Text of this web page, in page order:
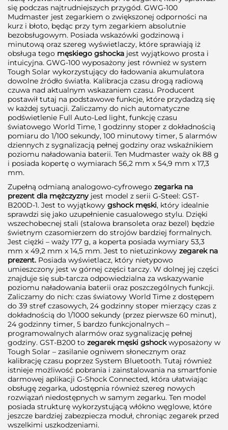
się podczas najtrudniejszych przygód. GWG-100
Mudmaster jest zegarkiem o zwiększonej odporności na
kurz i błoto, będąc przy tym zegarkiem absolutnie
bezobsługowym. Posiada wskazówki godzinową i
minutową oraz szereg wyświetlaczy, które sprawiają iż
obsługa tego męskiego gshocka jest wyjątkowo prosta i
intuicyjna. GWG-100 wyposażony jest również w system
Tough Solar wykorzystujący do ładowania akumulatora
dowolne źródło światła. Kalibracja czasu drogą radiową
czuwa nad aktualnym wskazaniem czasu. Producent
postawił tutaj na podstawowe funkcje, które przydadzą się
w każdej sytuacji. Zaliczamy do nich automatyczne
podświetlenie Full Auto-Led light, funkcję czasu
światowego World Time, 1 godzinny stoper z dokładnością
pomiaru do 1/100 sekundy, 100 minutowy timer, 5 alarmów
dziennych z sygnalizacją pełnej godziny oraz wskaźnikiem
poziomu naładowania baterii. Ten Mudmaster waży ok 88 g
i posiada kopertę o wymiarach 56,2 mm x 54,9 mm x 17,3
mm.
Zupełną odmianą analogowo-cyfrowego zegarka na
prezent dla mężczyzny jest model z serii G-Steel: GST-
B200D-1. Jest to wyjątkowy gshock męski, który idealnie
sprawdzi się jako uzupełnienie casualowego stylu. Dzięki
wszechobecnej stali (stalowa bransoleta oraz bezel) będzie
świetnym czasomierzem do strojów bardziej formalnych.
Jest ciężki – waży 177 g, a koperta posiada wymiary 53,3
mm x 49,2 mm x 14,5 mm. Jest to nietuzinkowy zegarek na
prezent. Posiada wyświetlacz, który nietypowo
umieszczony jest w górnej części tarczy. W dolnej jej części
znajduje się sub-tarcza odpowiedzialna za wskazywanie
poziomu naładowania baterii oraz poszczególnych funkcji.
Zaliczamy do nich: czas światowy World Time z dostępem
do 39 stref czasowych, 24 godzinny stoper mierzący czas z
dokładnością do 1/1000 sekundy (przez pierwsze 60 minut),
24 godzinny timer, 5 bardzo funkcjonalnych –
programowalnych alarmów oraz sygnalizację pełnej
godziny. GST-B200 to zegarek męski gshockwyposażony w
Tough Solar – zasilanie ogniwem słonecznym oraz
kalibrację czasu poprzez System Bluetooth. Tutaj również
istnieje możliwość pobrania i zainstalowania na smartfonie
darmowej aplikacji G-Shock Connected, która ułatwiając
obsługę zegarka, udostępnia również szereg nowych
rozwiązań niedostępnych w samym zegarku. Ten model
posiada strukturę wykorzystującą włókno węglowe, które
jeszcze bardziej zabezpiecza moduł, chroniąc zegarek przed
wszelkimi uszkodzeniami.